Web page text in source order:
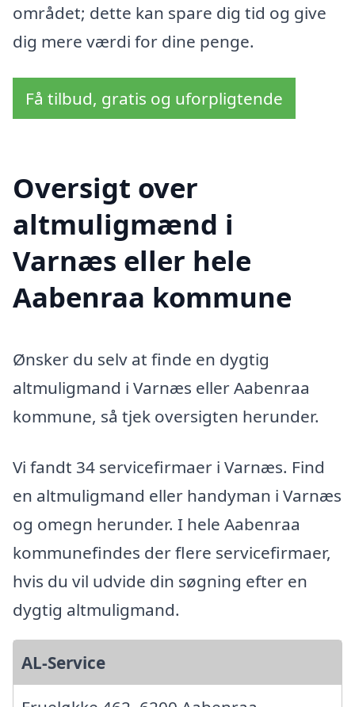
området; dette kan spare dig tid og give
dig mere værdi for dine penge.
Få tilbud, gratis og uforpligtende
Oversigt over
altmuligmænd i
Varnæs eller hele
Aabenraa kommune
Ønsker du selv at finde en dygtig
altmuligmand i Varnæs eller Aabenraa
kommune, så tjek oversigten herunder.
Vi fandt 34 servicefirmaer i Varnæs. Find
en altmuligmand eller handyman i Varnæs
og omegn herunder. I hele Aabenraa
kommunefindes der flere servicefirmaer,
hvis du vil udvide din søgning efter en
dygtig altmuligmand.
AL-Service